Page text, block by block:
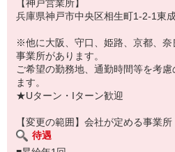
【神戸営業所】
兵庫県神戸市中央区相生町1-2-1東
※他に大阪、守口、姫路、京都、奈
事業所があります。
ご希望の勤務地、通勤時間等を考
ます。
★Uターン・Iターン歓迎
【変更の範囲】会社が定める事業所
待遇